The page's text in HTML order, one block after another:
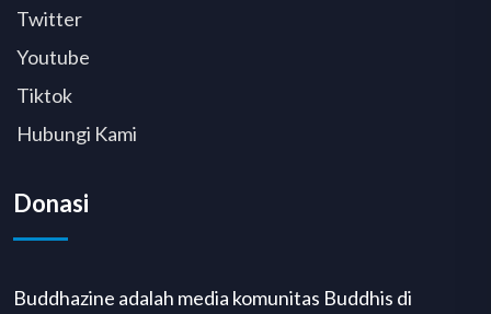
Twitter
Youtube
Tiktok
Hubungi Kami
Donasi
Buddhazine adalah media komunitas Buddhis di